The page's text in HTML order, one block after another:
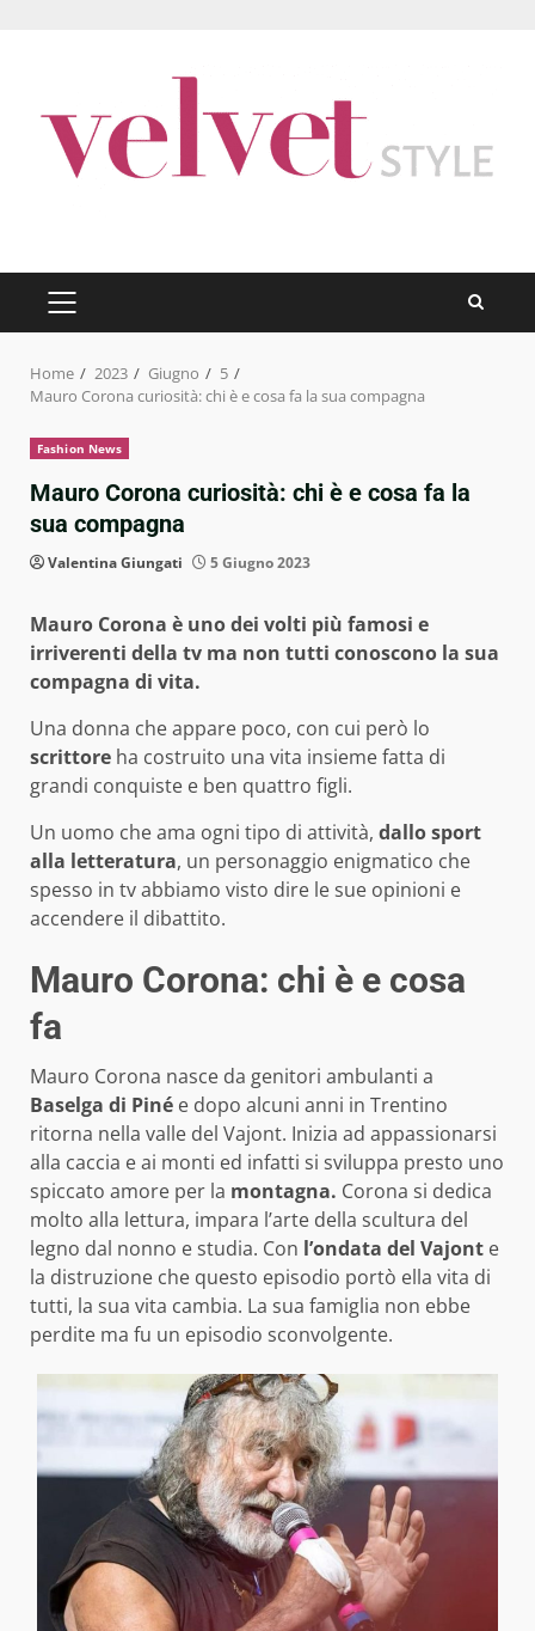
PRIMARY
MENU
Home 2023 Giugno
5
Mauro Corona curiosità: chi è e cosa fa la sua compagna
Fashion News
Mauro Corona curiosità: chi è e cosa fa la
sua compagna
Valentina Giungati 5 Giugno 2023
Mauro Corona è uno dei volti più famosi e
irriverenti della tv ma non tutti conoscono la sua
compagna di vita.
Una donna che appare poco, con cui però lo
scrittore ha costruito una vita insieme fatta di
grandi conquiste e ben quattro figli.
Un uomo che ama ogni tipo di attività, dallo sport
alla letteratura, un personaggio enigmatico che
spesso in tv abbiamo visto dire le sue opinioni e
accendere il dibattito.
Mauro Corona: chi è e cosa
fa
Mauro Corona nasce da genitori ambulanti a
Baselga di Piné e dopo alcuni anni in Trentino
ritorna nella valle del Vajont. Inizia ad appassionarsi
alla caccia e ai monti ed infatti si sviluppa presto uno
spiccato amore per la montagna. Corona si dedica
molto alla lettura, impara l’arte della scultura del
legno dal nonno e studia. Con l’ondata del Vajont e
la distruzione che questo episodio portò ella vita di
tutti, la sua vita cambia. La sua famiglia non ebbe
perdite ma fu un episodio sconvolgente.